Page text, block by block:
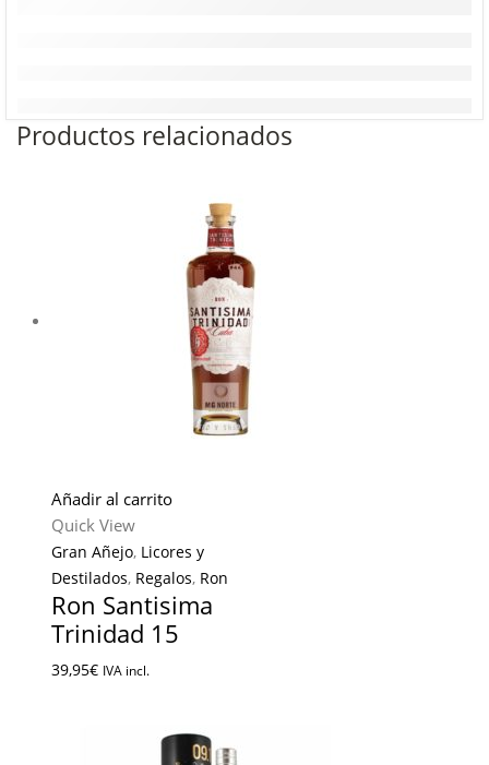
Productos relacionados
Añadir al carrito
Quick View
Gran Añejo, Licores y
Destilados, Regalos, Ron
Ron Santisima
Trinidad 15
39,95€ IVA incl.